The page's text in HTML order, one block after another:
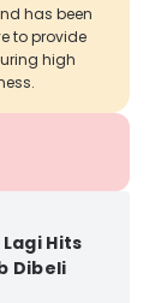
has been
to provide
high
Hits
Dibeli